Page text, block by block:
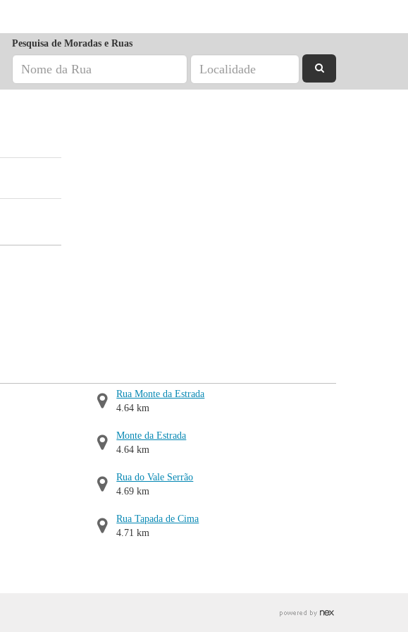
Pesquisa de Moradas e Ruas
Rua Monte da Estrada
4.64 km
Monte da Estrada
4.64 km
Rua do Vale Serrão
4.69 km
Rua Tapada de Cima
4.71 km